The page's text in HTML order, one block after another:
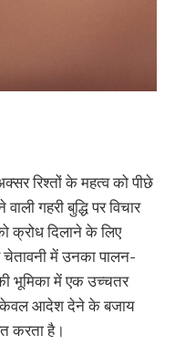
रिश्तों के महत्व को पीछे
गहरी बुद्धि पर विचार
क्रोध दिलाने के लिए
चेतावनी में उनका पालन-
भूमिका में एक उच्चतर
केवल आदेश देने के बजाय
करता है।